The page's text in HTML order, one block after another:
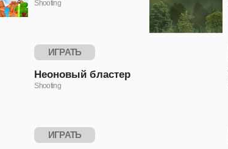
Shooting
ИГРАТЬ
Неоновый бластер
Shooting
ИГРАТЬ